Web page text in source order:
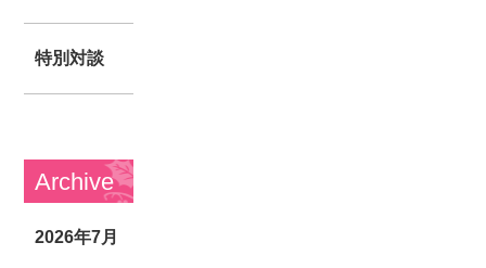
特別対談
Archive
2026年7月